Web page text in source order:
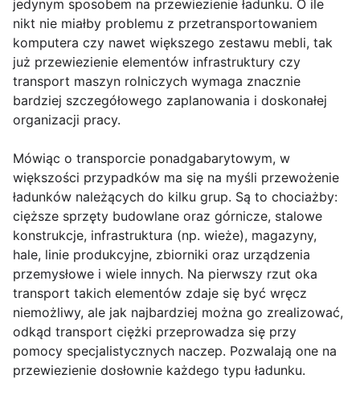
jedynym sposobem na przewiezienie ładunku. O ile
nikt nie miałby problemu z przetransportowaniem
komputera czy nawet większego zestawu mebli, tak
już przewiezienie elementów infrastruktury czy
transport maszyn rolniczych wymaga znacznie
bardziej szczegółowego zaplanowania i doskonałej
organizacji pracy.
Mówiąc o transporcie ponadgabarytowym, w
większości przypadków ma się na myśli przewożenie
ładunków należących do kilku grup. Są to chociażby:
cięższe sprzęty budowlane oraz górnicze, stalowe
konstrukcje, infrastruktura (np. wieże), magazyny,
hale, linie produkcyjne, zbiorniki oraz urządzenia
przemysłowe i wiele innych. Na pierwszy rzut oka
transport takich elementów zdaje się być wręcz
niemożliwy, ale jak najbardziej można go zrealizować,
odkąd transport ciężki przeprowadza się przy
pomocy specjalistycznych naczep. Pozwalają one na
przewiezienie dosłownie każdego typu ładunku.